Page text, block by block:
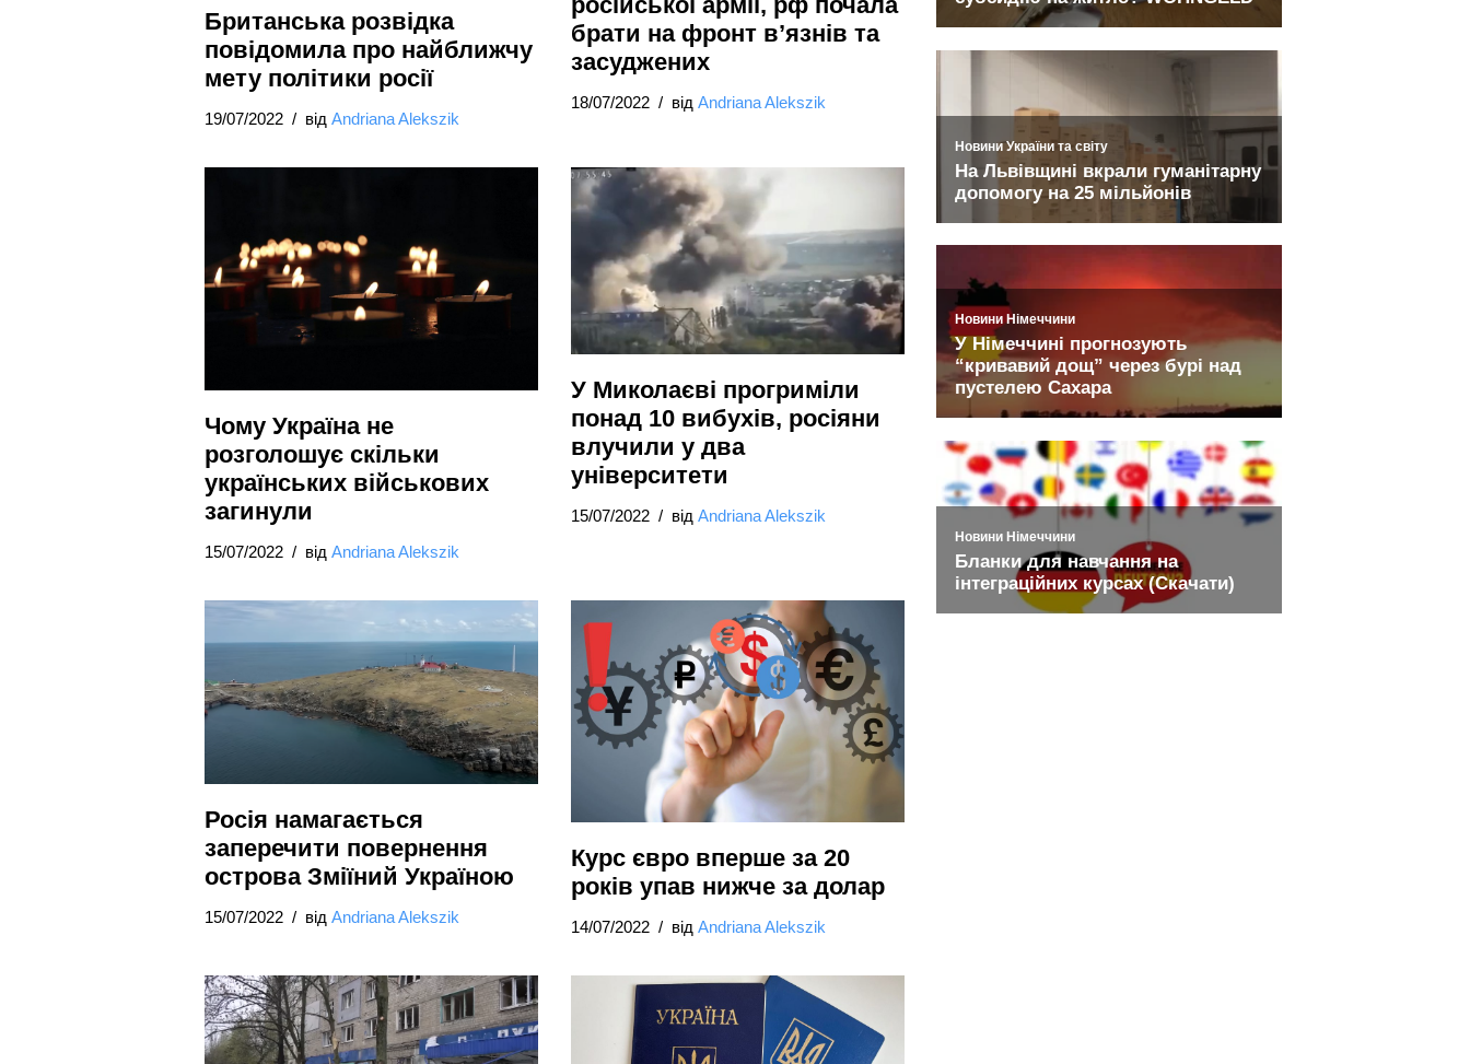
Британська розвідка
повідомила про найближчу
мету політики росії
19/07/2022 від Andriana Alekszik
брати на фронт в’язнів та
засуджених
18/07/2022 від Andriana Alekszik
Чому Україна не
розголошує скільки
українських військових
загинули
15/07/2022 від Andriana Alekszik
У Миколаєві прогриміли
понад 10 вибухів, росіяни
влучили у два
університети
15/07/2022 від Andriana Alekszik
Росія намагається
заперечити повернення
острова Зміїний Україною
15/07/2022 від Andriana Alekszik
Курс євро вперше за 20
років упав нижче за долар
14/07/2022 від Andriana Alekszik